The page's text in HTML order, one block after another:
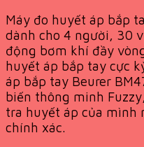
Máy đo huyết áp bắp
dành cho 4 người, 30
động bơm khí đầy
huyết áp bắp tay cực
áp bắp tay Beurer
biến thông minh
tra huyết áp của mình
chính xác.